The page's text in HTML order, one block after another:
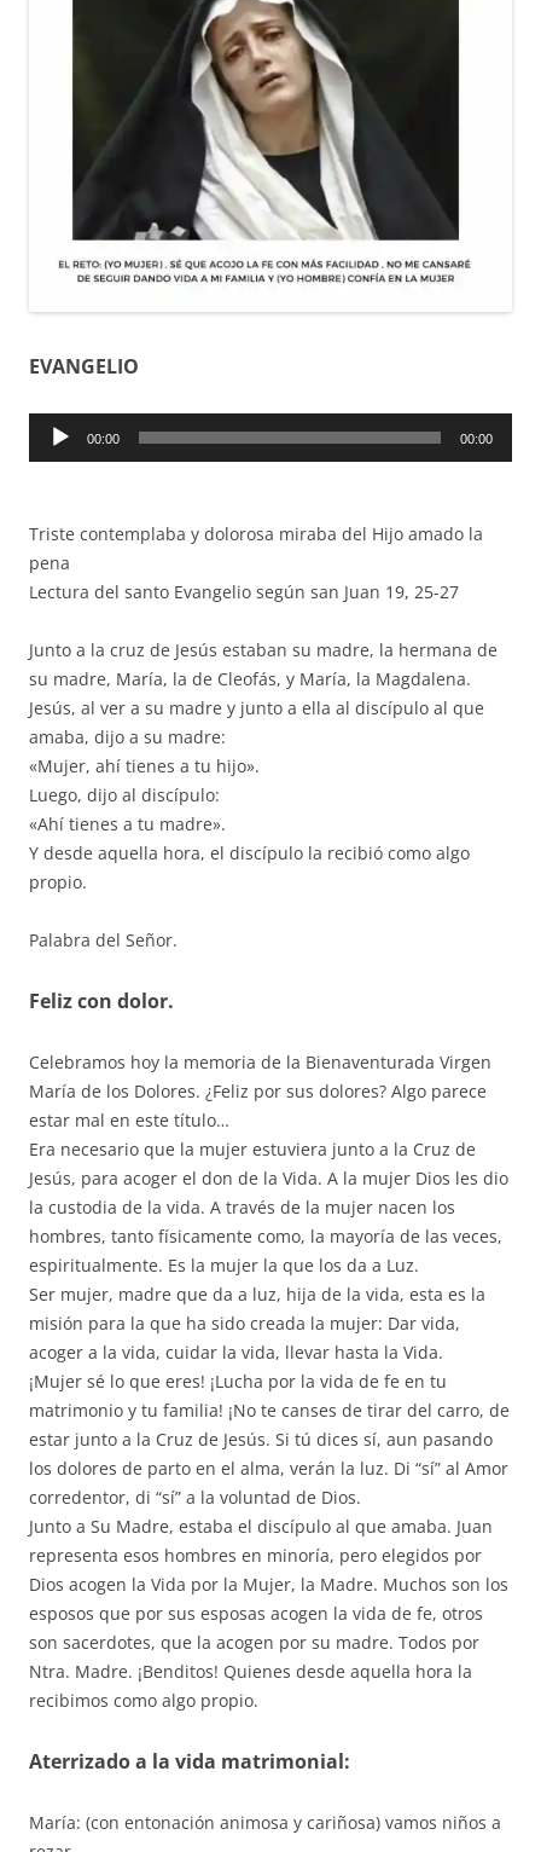
EVANGELIO
Reproductor
00:00 00:00
Triste contemplaba y dolorosa miraba del Hijo amado la
pena
Lectura del santo Evangelio según san Juan 19, 25-27
Junto a la cruz de Jesús estaban su madre, la hermana de
su madre, María, la de Cleofás, y María, la Magdalena.
Jesús, al ver a su madre y junto a ella al discípulo al que
amaba, dijo a su madre:
«Mujer, ahí tienes a tu hijo».
Luego, dijo al discípulo:
«Ahí tienes a tu madre».
Y desde aquella hora, el discípulo la recibió como algo
propio.
Palabra del Señor.
Feliz con dolor.
Celebramos hoy la memoria de la Bienaventurada Virgen
María de los Dolores. ¿Feliz por sus dolores? Algo parece
estar mal en este título…
Era necesario que la mujer estuviera junto a la Cruz de
Jesús, para acoger el don de la Vida. A la mujer Dios les dio
la custodia de la vida. A través de la mujer nacen los
hombres, tanto físicamente como, la mayoría de las veces,
espiritualmente. Es la mujer la que los da a Luz.
Ser mujer, madre que da a luz, hija de la vida, esta es la
misión para la que ha sido creada la mujer: Dar vida,
acoger a la vida, cuidar la vida, llevar hasta la Vida.
¡Mujer sé lo que eres! ¡Lucha por la vida de fe en tu
matrimonio y tu familia! ¡No te canses de tirar del carro, de
estar junto a la Cruz de Jesús. Si tú dices sí, aun pasando
los dolores de parto en el alma, verán la luz. Di “sí” al Amor
corredentor, di “sí” a la voluntad de Dios.
Junto a Su Madre, estaba el discípulo al que amaba. Juan
representa esos hombres en minoría, pero elegidos por
Dios acogen la Vida por la Mujer, la Madre. Muchos son los
esposos que por sus esposas acogen la vida de fe, otros
son sacerdotes, que la acogen por su madre. Todos por
Ntra. Madre. ¡Benditos! Quienes desde aquella hora la
recibimos como algo propio.
Aterrizado a la vida matrimonial:
María: (con entonación animosa y cariñosa) vamos niños a